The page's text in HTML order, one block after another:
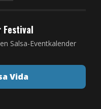
Festival
Salsa-Eventkalender
Vida